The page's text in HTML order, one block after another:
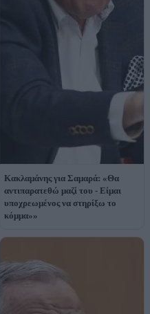
Κακλαμάνης για Σαμαρά: «Θα
αντιπαρατεθώ μαζί του - Είμαι
υποχρεωμένος να στηρίξω το
κόμμα»»